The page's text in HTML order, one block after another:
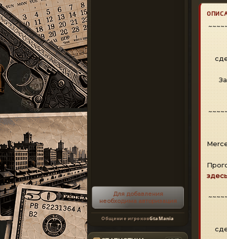
Для добавления
необходима авторизация
Общение игроковGtaMania